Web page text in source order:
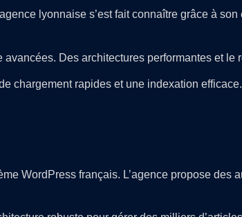
lyonnaise s’est fait connaître grâce à
Des architectures performantes et le
chargement rapides et une indexation efficace.
WordPress français. L’agence propose des